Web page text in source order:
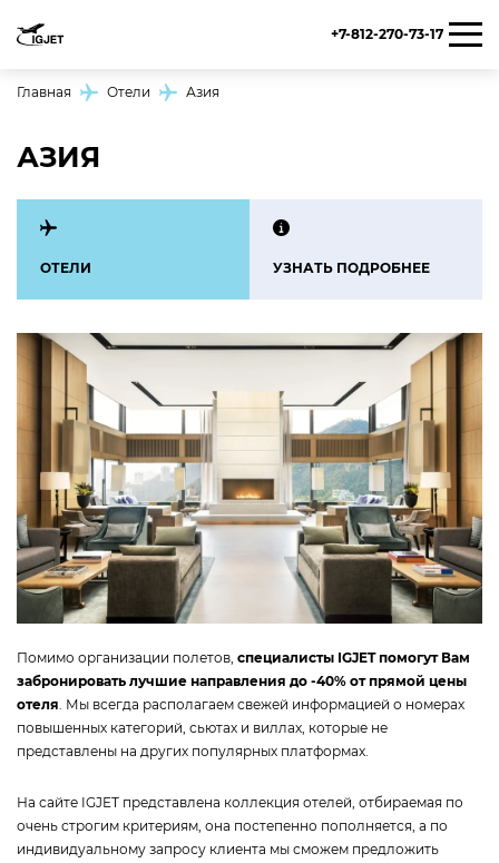
+7-812-270-73-17
Главная Отели Азия
АЗИЯ
ОТЕЛИ УЗНАТЬ ПОДРОБНЕЕ
Помимо организации полетов, специалисты IGJET помогут Вам
забронировать лучшие направления до -40% от прямой цены
отеля. Мы всегда располагаем свежей информацией о номерах
повышенных категорий, сьютах и виллах, которые не
представлены на других популярных платформах.
На сайте IGJET представлена коллекция отелей, отбираемая по
очень строгим критериям, она постепенно пополняется, а по
индивидуальному запросу клиента мы сможем предложить